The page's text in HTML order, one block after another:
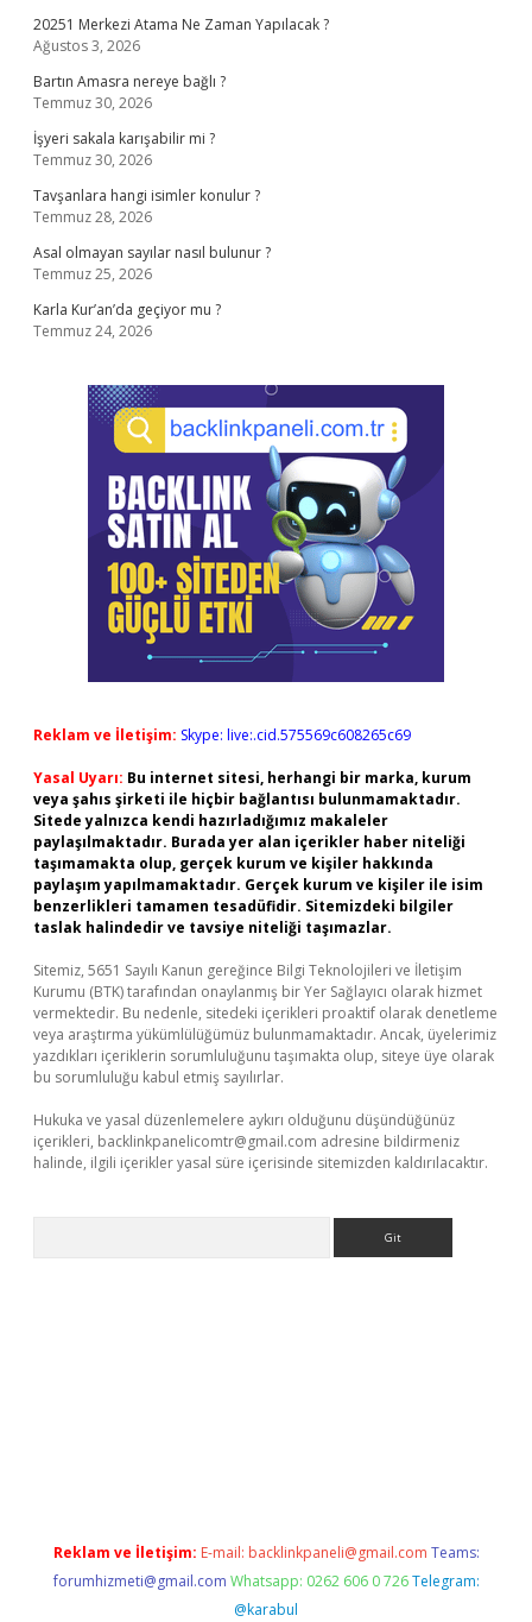
20251 Merkezi Atama Ne Zaman Yapılacak ?
Ağustos 3, 2026
Bartın Amasra nereye bağlı ?
Temmuz 30, 2026
İşyeri sakala karışabilir mi ?
Temmuz 30, 2026
Tavşanlara hangi isimler konulur ?
Temmuz 28, 2026
Asal olmayan sayılar nasıl bulunur ?
Temmuz 25, 2026
Karla Kur’an’da geçiyor mu ?
Temmuz 24, 2026
Reklam ve İletişim: Skype: live:.cid.575569c608265c69
Yasal Uyarı: Bu internet sitesi, herhangi bir marka, kurum
veya şahıs şirketi ile hiçbir bağlantısı bulunmamaktadır.
Sitede yalnızca kendi hazırladığımız makaleler
paylaşılmaktadır. Burada yer alan içerikler haber niteliği
taşımamakta olup, gerçek kurum ve kişiler hakkında
paylaşım yapılmamaktadır. Gerçek kurum ve kişiler ile isim
benzerlikleri tamamen tesadüfidir. Sitemizdeki bilgiler
taslak halindedir ve tavsiye niteliği taşımazlar.
Sitemiz, 5651 Sayılı Kanun gereğince Bilgi Teknolojileri ve İletişim
Kurumu (BTK) tarafından onaylanmış bir Yer Sağlayıcı olarak hizmet
vermektedir. Bu nedenle, sitedeki içerikleri proaktif olarak denetleme
veya araştırma yükümlülüğümüz bulunmamaktadır. Ancak, üyelerimiz
yazdıkları içeriklerin sorumluluğunu taşımakta olup, siteye üye olarak
bu sorumluluğu kabul etmiş sayılırlar.
Hukuka ve yasal düzenlemelere aykırı olduğunu düşündüğünüz
içerikleri, backlinkpanelicomtr@gmail.com adresine bildirmeniz
halinde, ilgili içerikler yasal süre içerisinde sitemizden kaldırılacaktır.
Reklam ve İletişim: E-mail: backlinkpaneli@gmail.com Teams:
forumhizmeti@gmail.com Whatsapp: 0262 606 0 726 Telegram:
@karabul